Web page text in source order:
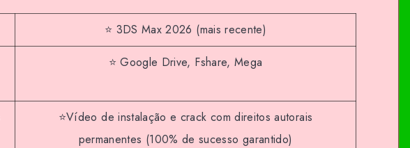
⭐ 3DS Max 2026 (mais recente)
⭐ Google Drive, Fshare, Mega
⭐Vídeo de instalação e crack com direitos autorais
permanentes (100% de sucesso garantido)